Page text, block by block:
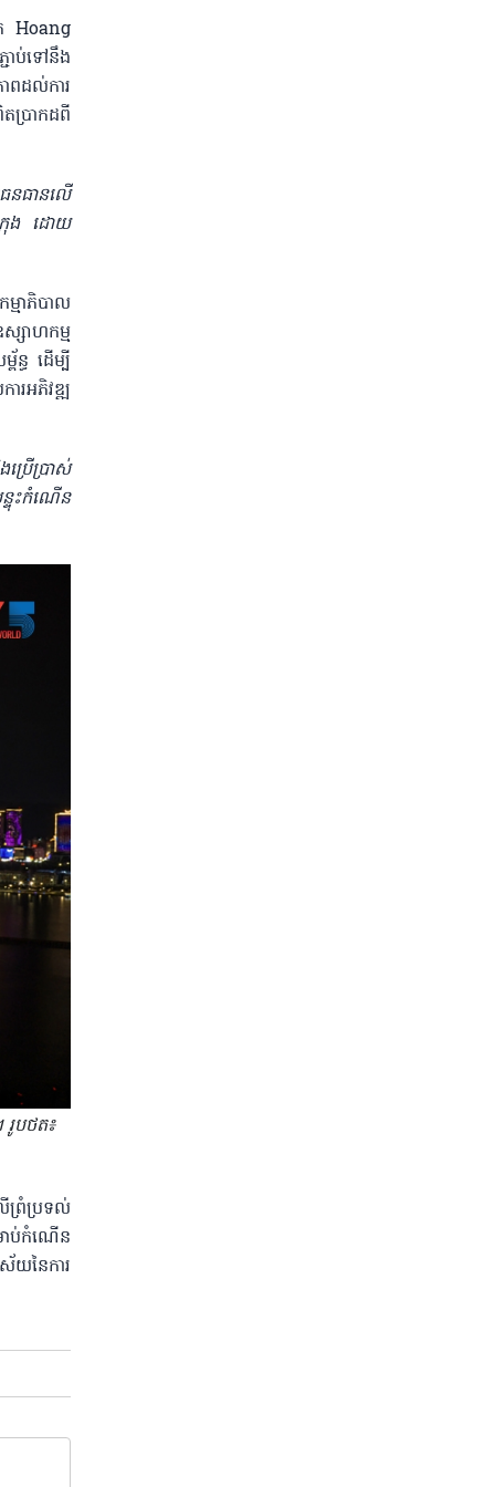
Hoang
ាប់ទៅនឹង
ពដល់ការ
ប្រាកដពី
នធាន​លើ
រុង ដោយ
មាភិបាល​
សាហកម្ម
ន្ធ ដើម្បី
រអភិវឌ្ឍ
ប្រើប្រាស់
ទុះកំណើន
រូបថត៖
ព្រំប្រទល់​
ាប់កំណើន
យ​នៃការ